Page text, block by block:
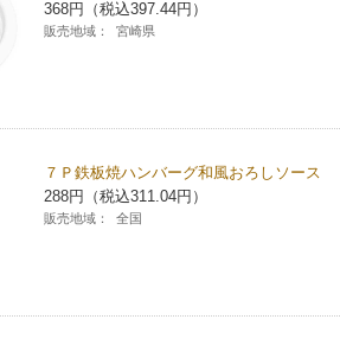
アリング（店舗限定）
エクボクローク」（店舗限定）
（店舗限定）
368円（税込397.44円）
販売地域： 宮崎県
７Ｐ鉄板焼ハンバーグ和風おろしソース
288円（税込311.04円）
販売地域： 全国